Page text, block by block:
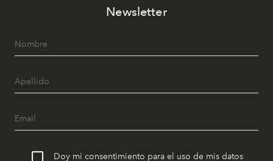
Newsletter
Doy mi consentimiento para el uso de mis datos